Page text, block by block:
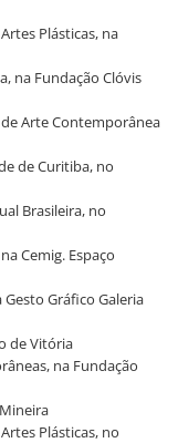
Plásticas, na
na Fundação Clóvis
de Arte Contemporânea
de Curitiba, no
Brasileira, no
Cemig. Espaço
Gesto Gráfico Galeria
de Vitória
na Fundação
Plásticas, no